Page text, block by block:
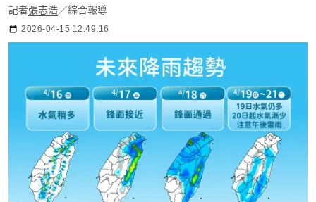
記者張志浩／綜合報導
2026-04-15 12:49:16